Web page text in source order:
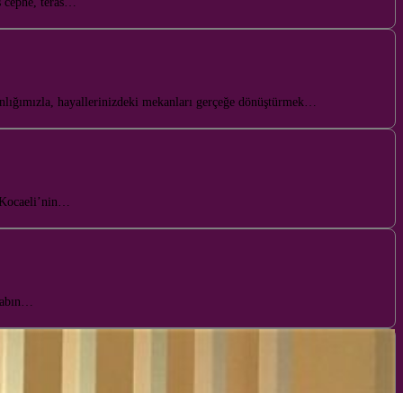
hayallerinizdeki mekanları gerçeğe dönüştürmek…
Kocaeli’nin…